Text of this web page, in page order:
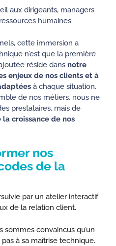
aux dirigeants, managers
humaines.
cette immersion a
n’est que la première
réside dans notre
enjeux de nos clients et à
à chaque situation.
de nos métiers, nous ne
prestataires, mais de
croissance de nos
nos
de la
par un atelier interactif
de la relation client.
sommes convaincus qu’un
à sa maîtrise technique.